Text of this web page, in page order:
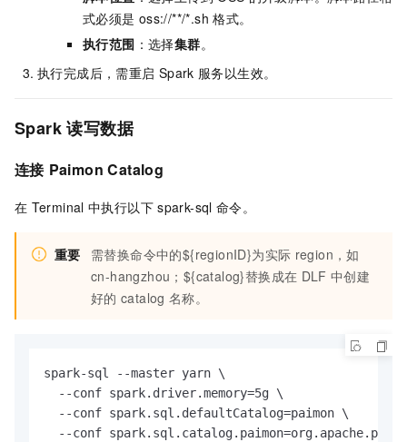
式必须是 oss://**/*.sh 格式。
执行范围 ：选择集群。
执行完成后，需重启 Spark 服务以生效。
Spark 读写数据
连接 Paimon Catalog
在 Terminal 中执行以下 spark-sql 命令。
重要 需替换命令中的${regionID}为实际 region，如
cn-hangzhou；${catalog}替换成在 DLF 中创建
好的 catalog 名称。
spark-sql --master yarn \
  --conf spark.driver.memory=5g \
  --conf spark.sql.defaultCatalog=paimon \
--conf